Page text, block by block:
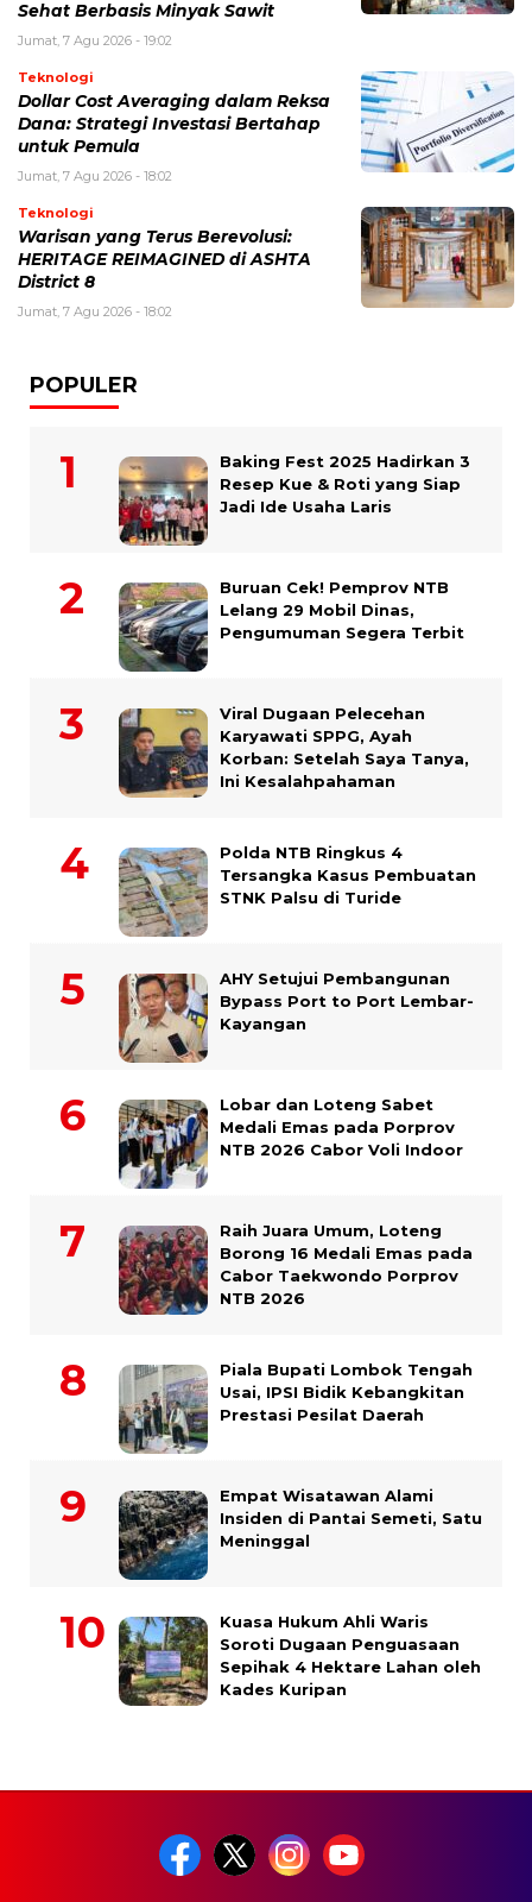
Sehat Berbasis Minyak Sawit
Jumat, 7 Agu 2026 - 19:02
Teknologi
Dollar Cost Averaging dalam Reksa
Dana: Strategi Investasi Bertahap
untuk Pemula
Jumat, 7 Agu 2026 - 18:02
Teknologi
Warisan yang Terus Berevolusi:
HERITAGE REIMAGINED di ASHTA
District 8
Jumat, 7 Agu 2026 - 18:02
POPULER
Baking Fest 2025 Hadirkan 3
Resep Kue & Roti yang Siap
Jadi Ide Usaha Laris
Buruan Cek! Pemprov NTB
Lelang 29 Mobil Dinas,
Pengumuman Segera Terbit
Viral Dugaan Pelecehan
Karyawati SPPG, Ayah
Korban: Setelah Saya Tanya,
Ini Kesalahpahaman
Polda NTB Ringkus 4
Tersangka Kasus Pembuatan
STNK Palsu di Turide
AHY Setujui Pembangunan
Bypass Port to Port Lembar-
Kayangan
Lobar dan Loteng Sabet
Medali Emas pada Porprov
NTB 2026 Cabor Voli Indoor
Raih Juara Umum, Loteng
Borong 16 Medali Emas pada
Cabor Taekwondo Porprov
NTB 2026
Piala Bupati Lombok Tengah
Usai, IPSI Bidik Kebangkitan
Prestasi Pesilat Daerah
Empat Wisatawan Alami
Insiden di Pantai Semeti, Satu
Meninggal
Kuasa Hukum Ahli Waris
Soroti Dugaan Penguasaan
Sepihak 4 Hektare Lahan oleh
Kades Kuripan